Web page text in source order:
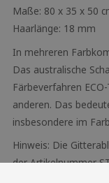
Maße: 80 x 35 x 50
Haarlänge: 18 mm
In mehreren
Das australische
Färbeverfahren
anderen. Das
insbesondere im
Hinweis: Die
der Artikelnummer